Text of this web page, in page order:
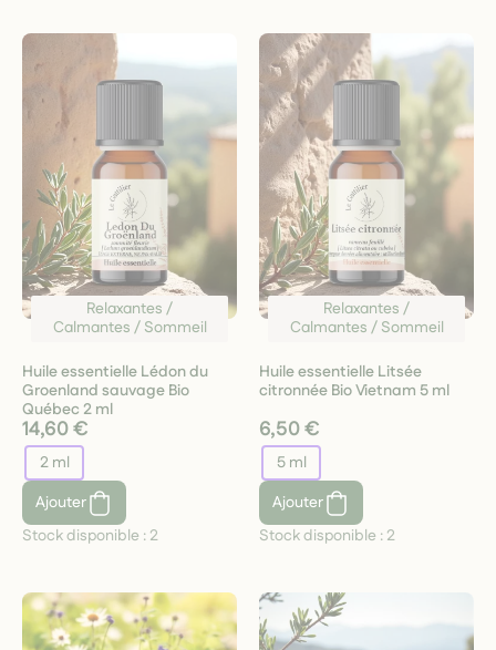
Relaxantes /
Calmantes / Sommeil
Huile essentielle Lédon du
Groenland sauvage Bio
Québec 2 ml
14,60 €
2 ml
Ajouter
Stock disponible : 2
Relaxantes /
Calmantes / Sommeil
Huile essentielle Litsée
citronnée Bio Vietnam 5 ml
6,50 €
5 ml
Ajouter
Stock disponible : 2